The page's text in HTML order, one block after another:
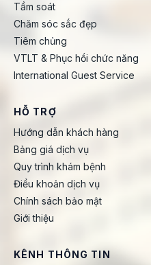
Tầm soát
Chăm sóc sắc đẹp
Tiêm chủng
VTLT & Phục hồi chức năng
International Guest Service
HỖ TRỢ
Hướng dẫn khách hàng
Bảng giá dịch vụ
Quy trình khám bệnh
Điều khoản dịch vụ
Chính sách bảo mật
Giới thiệu
KÊNH THÔNG TIN